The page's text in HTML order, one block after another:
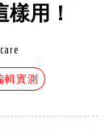
用！
輯實測